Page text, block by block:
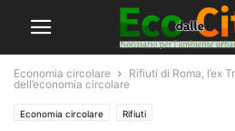
Economia circolare
Rifiuti di Roma, l’ex
dell’economia circolare
Economia circolare Rifiuti